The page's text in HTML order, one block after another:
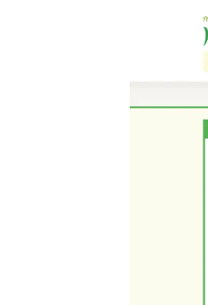
e
リ
か
キ
ほ
マ
ウ
執筆